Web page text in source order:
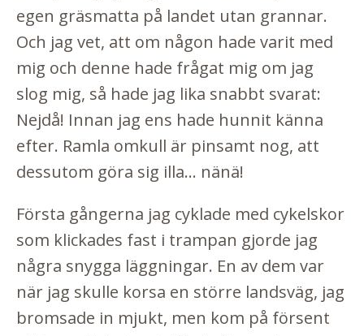
egen gräsmatta på landet utan grannar.
Och jag vet, att om någon hade varit med
mig och denne hade frågat mig om jag
slog mig, så hade jag lika snabbt svarat:
Nejdå! Innan jag ens hade hunnit känna
efter. Ramla omkull är pinsamt nog, att
dessutom göra sig illa... nänä!
Första gångerna jag cyklade med cykelskor
som klickades fast i trampan gjorde jag
några snygga läggningar. En av dem var
när jag skulle korsa en större landsväg, jag
bromsade in mjukt, men kom på försent